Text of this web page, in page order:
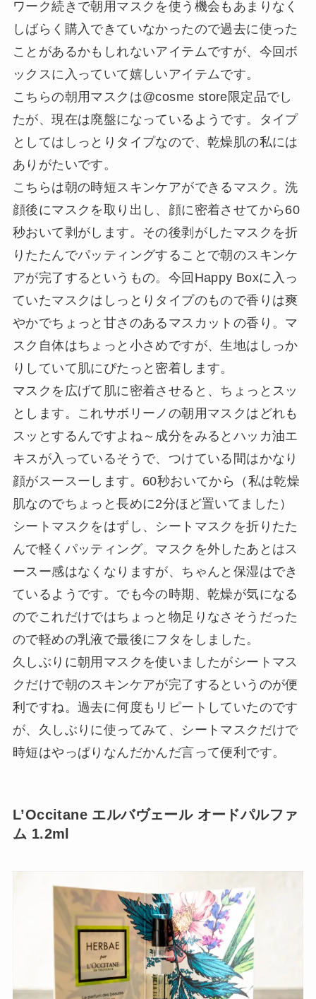
ワーク続きで朝用マスクを使う機会もあまりなく
しばらく購入できていなかったので過去に使った
ことがあるかもしれないアイテムですが、今回ボ
ックスに入っていて嬉しいアイテムです。
こちらの朝用マスクは@cosme store限定品でし
たが、現在は廃盤になっているようです。タイプ
としてはしっとりタイプなので、乾燥肌の私には
ありがたいです。
こちらは朝の時短スキンケアができるマスク。洗
顔後にマスクを取り出し、顔に密着させてから60
秒おいて剥がします。その後剥がしたマスクを折
りたたんでパッティングすることで朝のスキンケ
アが完了するというもの。今回Happy Boxに入っ
ていたマスクはしっとりタイプのもので香りは爽
やかでちょっと甘さのあるマスカットの香り。マ
スク自体はちょっと小さめですが、生地はしっか
りしていて肌にぴたっと密着します。
マスクを広げて肌に密着させると、ちょっとスッ
とします。これサボリーノの朝用マスクはどれも
スッとするんですよね～成分をみるとハッカ油エ
キスが入っているそうで、つけている間はかなり
顔がスースーします。60秒おいてから（私は乾燥
肌なのでちょっと長めに2分ほど置いてました）
シートマスクをはずし、シートマスクを折りたた
んで軽くパッティング。マスクを外したあとはス
ースー感はなくなりますが、ちゃんと保湿はでき
ているようです。でも今の時期、乾燥が気になる
のでこれだけではちょっと物足りなさそうだった
ので軽めの乳液で最後にフタをしました。
久しぶりに朝用マスクを使いましたがシートマス
クだけで朝のスキンケアが完了するというのが便
利ですね。過去に何度もリピートしていたのです
が、久しぶりに使ってみて、シートマスクだけで
時短はやっぱりなんだかんだ言って便利です。
L’Occitane エルバヴェール オードパルファ
ム 1.2ml